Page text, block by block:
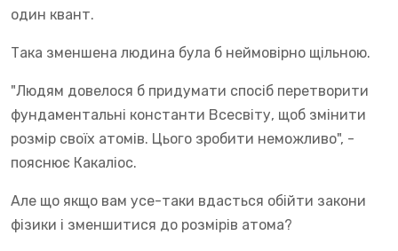
один квант.
Така зменшена людина була б неймовірно щільною.
"Людям довелося б придумати спосіб перетворити
фундаментальні константи Всесвіту, щоб змінити
розмір своїх атомів. Цього зробити неможливо", -
пояснює Какаліос.
Але що якщо вам усе-таки вдасться обійти закони
фізики і зменшитися до розмірів атома?